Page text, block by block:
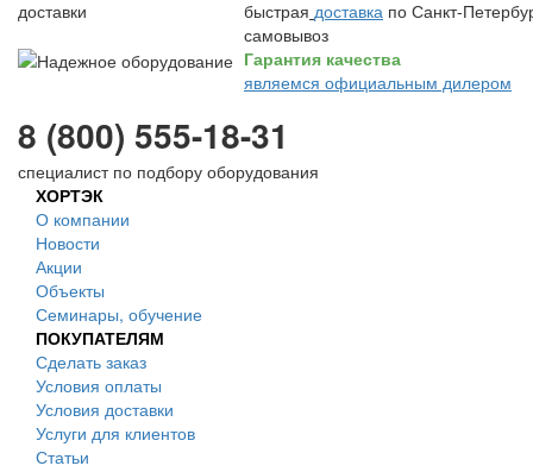
быстрая доставка по Санкт-
самовывоз
Гарантия качества
являемся официальным дилером
8 (800) 555-18-31
специалист по подбору оборудования
ХОРТЭК
О компании
Новости
Акции
Объекты
Семинары, обучение
ПОКУПАТЕЛЯМ
Сделать заказ
Условия оплаты
Условия доставки
Услуги для клиентов
Статьи